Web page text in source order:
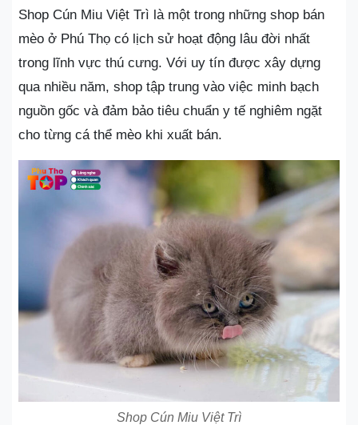
Shop Cún Miu Việt Trì là một trong những shop bán
mèo ở Phú Thọ có lịch sử hoạt động lâu đời nhất
trong lĩnh vực thú cưng. Với uy tín được xây dựng
qua nhiều năm, shop tập trung vào việc minh bạch
nguồn gốc và đảm bảo tiêu chuẩn y tế nghiêm ngặt
cho từng cá thể mèo khi xuất bán.
Shop Cún Miu Việt Trì